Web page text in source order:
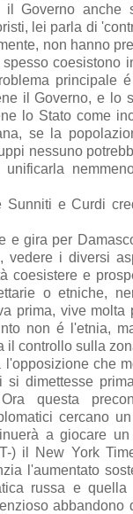
il Governo
lei parla di
non hanno
coesistono
principale
il Governo, e lo
lo Stato come
se la
nessuno
Sunniti e Curdi
e gira per
vedere i diversi
coesistere e
o etniche,
prima, vive molta
non é l'etnia,
il controllo sulla
l'opposizione che
si dimettesse
questa
cercano
a giocare
) il New York
l'aumentato
russa e quella
abbandono